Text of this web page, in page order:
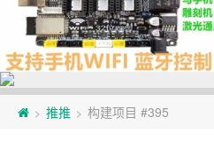
> 推推 > 构建项目 #395